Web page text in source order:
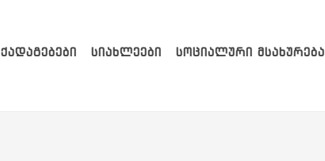
ᲥᲐᲓᲐᲒᲔᲑᲔᲑᲘ ᲡᲘᲐᲮᲚᲔᲔᲑᲘ ᲡᲝᲪᲘᲐᲚᲣᲠᲘ ᲛᲡᲐᲮᲣᲠᲔᲑᲐ